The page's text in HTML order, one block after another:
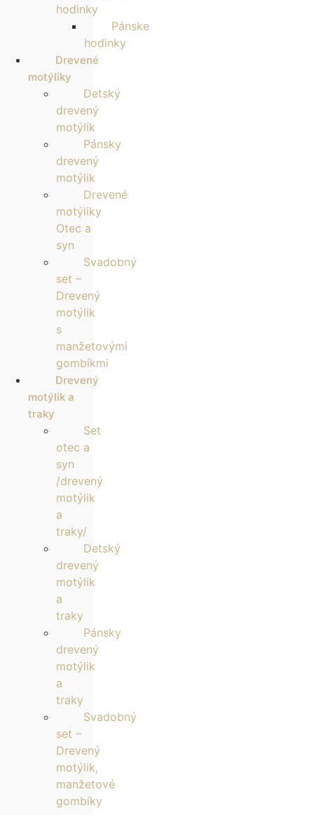
hodinky
Pánske
hodinky
Drevené
motýliky
Detský
drevený
motýlik
Pánsky
drevený
motýlik
Drevené
motýliky
Otec a
syn
Svadobný
set –
Drevený
motýlik
s
manžetovými
gombíkmi
Drevený
motýlik a
traky
Set
otec a
syn
/drevený
motýlik
a
traky/
Detský
drevený
motýlik
a
traky
Pánsky
drevený
motýlik
a
traky
Svadobný
set –
Drevený
motýlik,
manžetové
gombíky